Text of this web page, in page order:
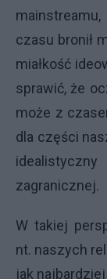
czasu bronił
miałkość
sprawić, że
może z
dla części
zagranicznej.
W takiej
nt. naszych
jak